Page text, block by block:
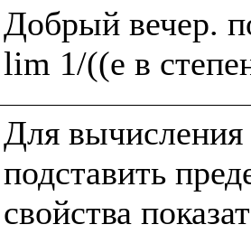
Добрый вечер.
Для
подставить
свойства